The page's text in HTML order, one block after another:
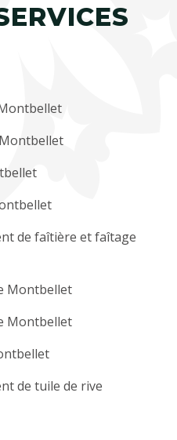
de faîtière et faîtage
Montbellet
Montbellet
de tuile de rive